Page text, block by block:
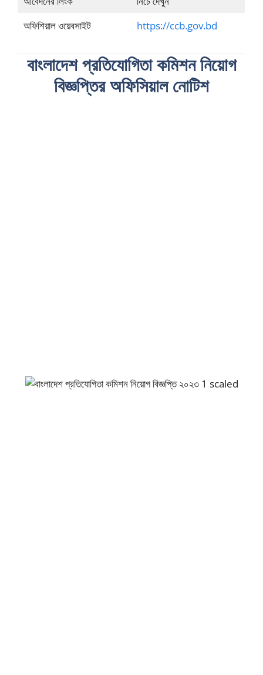
অফিশিয়াল ওয়েবসাইট
https://ccb.gov.bd
বাংলাদেশ প্রতিযোগিতা কমিশন নিয়োগ
বিজ্ঞপ্তির অফিসিয়াল নোটিশ